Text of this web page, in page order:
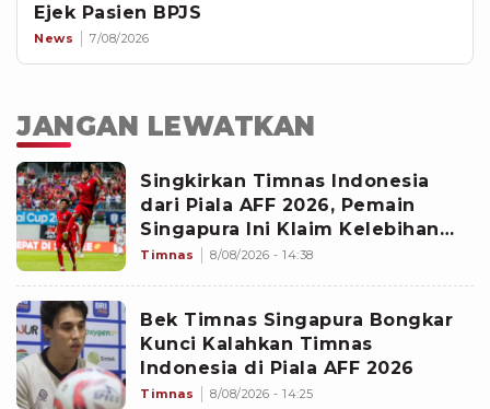
Ejek Pasien BPJS
News 7/08/2026
JANGAN LEWATKAN
Singkirkan Timnas Indonesia
dari Piala AFF 2026, Pemain
Singapura Ini Klaim Kelebihan
The Lions yang Buat Garuda
Timnas 8/08/2026 - 14:38
Bek Timnas Singapura Bongkar
Kunci Kalahkan Timnas
Indonesia di Piala AFF 2026
Timnas 8/08/2026 - 14:25